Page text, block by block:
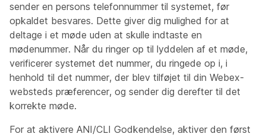
sender en persons telefonnummer til systemet, før
opkaldet besvares. Dette giver dig mulighed for at
deltage i et møde uden at skulle indtaste en
mødenummer. Når du ringer op til lyddelen af et møde,
verificerer systemet det nummer, du ringede op i, i
henhold til det nummer, der blev tilføjet til din Webex-
websteds præferencer, og sender dig derefter til det
korrekte møde.
For at aktivere ANI/CLI Godkendelse, aktiver den først